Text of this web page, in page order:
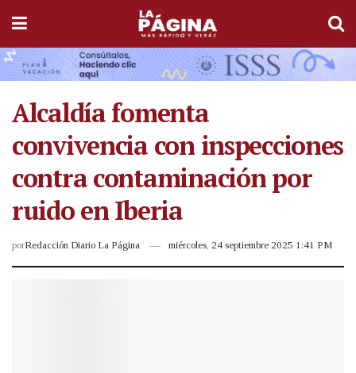
Alcaldía fomenta
convivencia con inspecciones
contra contaminación por
ruido en Iberia
porRedacción Diario La Página miércoles, 24 septiembre 2025 1:41 PM